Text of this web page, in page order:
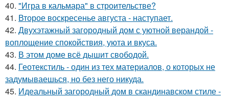
40. "Игра в кальмара" в строительстве?
41. Второе воскресенье августа - наступает.
42. Двухэтажный загородный дом с уютной верандой -
воплощение спокойствия, уюта и вкуса.
43. В этом доме всё дышит свободой.
44. Геотекстиль - один из тех материалов, о которых не
задумываешься, но без него никуда.
45. Идеальный загородный дом в скандинавском стиле -